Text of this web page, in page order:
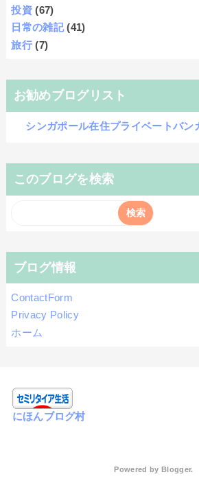
投資 (67)
日常の雑記 (41)
旅行 (7)
お勧めブログリスト
シンガポール在住プライベートバン
このブログを検索
ブログ情報
ContactForm
Privacy Policy
ホーム
にほんブログ村
Powered by Blogger.